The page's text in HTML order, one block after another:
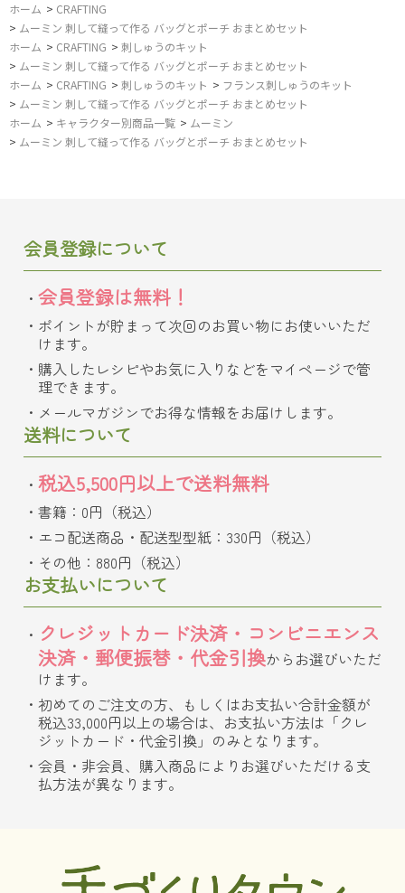
ホーム > CRAFTING
> ムーミン 刺して縫って作る バッグとポーチ おまとめセット
ホーム > CRAFTING > 刺しゅうのキット
> ムーミン 刺して縫って作る バッグとポーチ おまとめセット
ホーム > CRAFTING > 刺しゅうのキット > フランス刺しゅうのキット
> ムーミン 刺して縫って作る バッグとポーチ おまとめセット
ホーム > キャラクター別商品一覧 > ムーミン
> ムーミン 刺して縫って作る バッグとポーチ おまとめセット
会員登録について
会員登録は無料！
ポイントが貯まって次回のお買い物にお使いいただ
けます。
購入したレシピやお気に入りなどをマイページで管
理できます。
メールマガジンでお得な情報をお届けします。
送料について
税込5,500円以上で送料無料
書籍：0円（税込）
エコ配送商品・配送型型紙：330円（税込）
その他：880円（税込）
お支払いについて
クレジットカード決済・コンビニエンス
決済・郵便振替・代金引換からお選びいただ
けます。
初めてのご注文の方、もしくはお支払い合計金額が
税込33,000円以上の場合は、お支払い方法は「クレ
ジットカード・代金引換」のみとなります。
会員・非会員、購入商品によりお選びいただける支
払方法が異なります。